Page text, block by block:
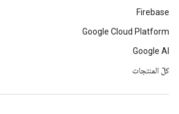
Firebase
Google Cloud Platform
Google AI
كلّ المنتجات